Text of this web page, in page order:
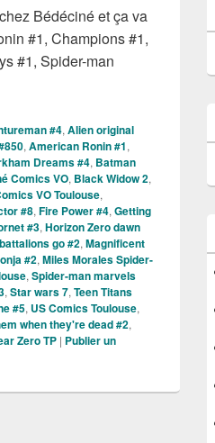
Bédéciné et ça va
#1, Champions #1,
#1, Spider-man
du 7 Octobre 2020 !
#4, Alien original
, American Ronin #1,
Dreams #4, Batman
Comics VO, Black Widow 2,
VO Toulouse,
#8, Fire Power #4, Getting
#3, Horizon Zero dawn
go #2, Magnificent
#2, Miles Morales Spider-
, Spider-man marvels
, Star wars 7, Teen Titans
#5, US Comics Toulouse,
when they're dead #2,
Zero TP | Publier un